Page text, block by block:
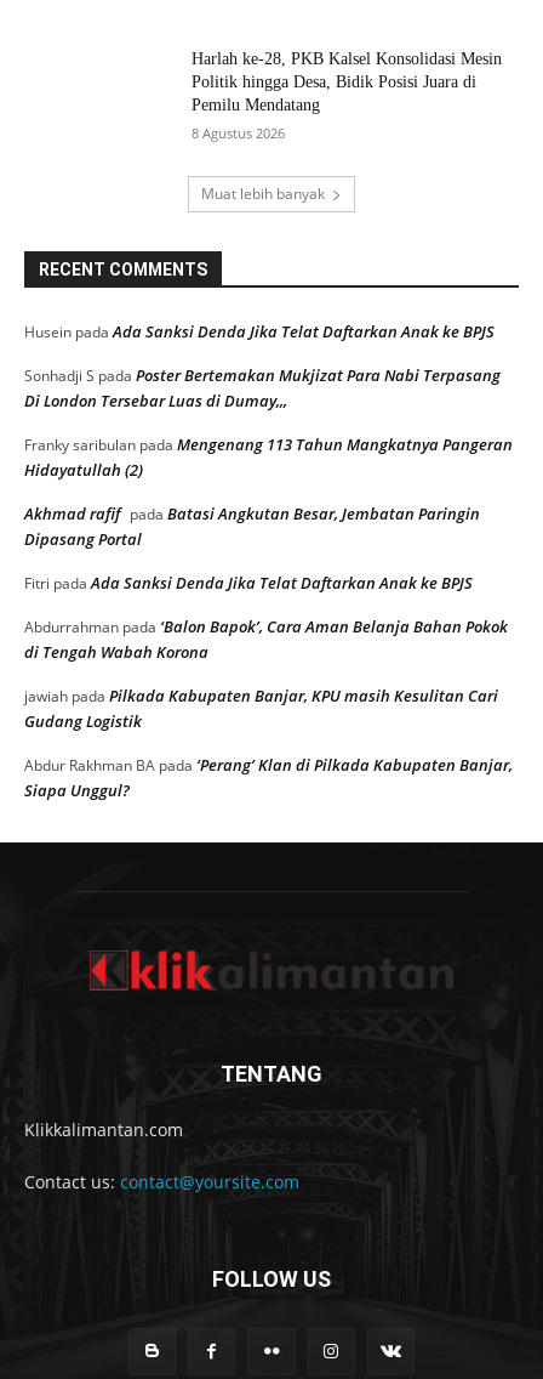
Harlah ke-28, PKB Kalsel Konsolidasi Mesin
Politik hingga Desa, Bidik Posisi Juara di
Pemilu Mendatang
8 Agustus 2026
Muat lebih banyak
RECENT COMMENTS
Husein padaAda Sanksi Denda Jika Telat Daftarkan Anak ke BPJS
Sonhadji S pada Poster Bertemakan Mukjizat Para Nabi Terpasang
Di London Tersebar Luas di Dumay,,,
Franky saribulan pada Mengenang 113 Tahun Mangkatnya Pangeran
Hidayatullah (2)
Akhmad rafif pada Batasi Angkutan Besar, Jembatan Paringin
Dipasang Portal
Fitri padaAda Sanksi Denda Jika Telat Daftarkan Anak ke BPJS
Abdurrahman pada ‘Balon Bapok’, Cara Aman Belanja Bahan Pokok
di Tengah Wabah Korona
jawiah pada Pilkada Kabupaten Banjar, KPU masih Kesulitan Cari
Gudang Logistik
Abdur Rakhman BA pada ‘Perang’ Klan di Pilkada Kabupaten Banjar,
Siapa Unggul?
TENTANG
Klikkalimantan.com
Contact us: contact@yoursite.com
FOLLOW US